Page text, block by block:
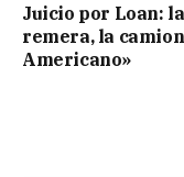
Juicio por Loan:
remera, la
Americano»